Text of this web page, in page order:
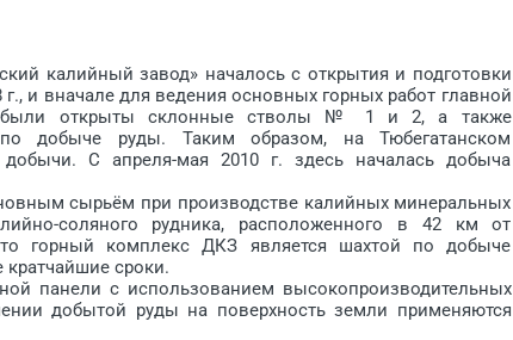
калийный завод» началось с открытия и подготовки
и вначале для ведения основных горных работ главной
были открыты склонные стволы № 1 и 2, а также
добыче руды. Таким образом, на Тюбегатанском
С апреля-мая 2010 г. здесь началась добыча
сырьём при производстве калийных минеральных
соляного рудника, расположенного в 42 км от
горный комп­лекс ДКЗ является шахтой по добыче
сроки.
панели с использованием высокопроизводительных
добытой руды на поверхность земли применяются